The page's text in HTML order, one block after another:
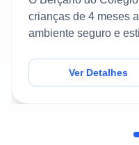
crianças de 4 meses
ambiente seguro e
Ver Detalhes